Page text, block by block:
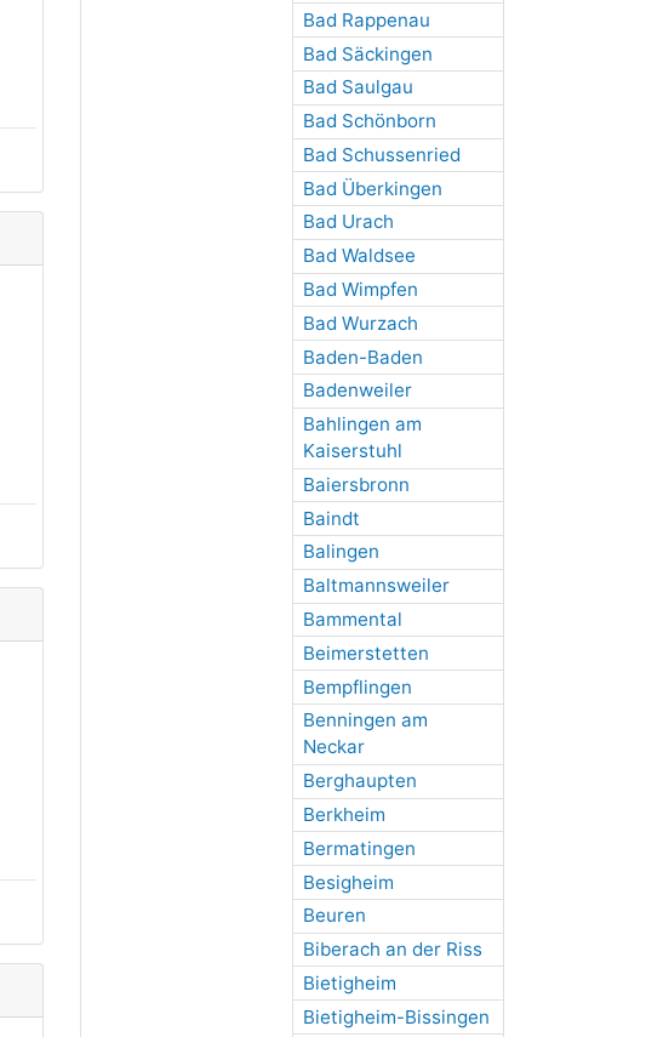
Bad Rappenau
Bad Säckingen
Bad Saulgau
Bad Schönborn
Bad Schussenried
Bad Überkingen
Bad Urach
Bad Waldsee
Bad Wimpfen
Bad Wurzach
Baden-Baden
Badenweiler
Bahlingen am
Kaiserstuhl
Baiersbronn
Baindt
Balingen
Baltmannsweiler
Bammental
Beimerstetten
Bempflingen
Benningen am
Neckar
Berghaupten
Berkheim
Bermatingen
Besigheim
Beuren
Biberach an der Riss
Bietigheim
Bietigheim-Bissingen